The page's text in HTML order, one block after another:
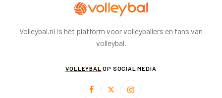
Volleybal.nl is hét platform voor volleyballers en fans van
volleybal.
VOLLEYBAL OP SOCIAL MEDIA